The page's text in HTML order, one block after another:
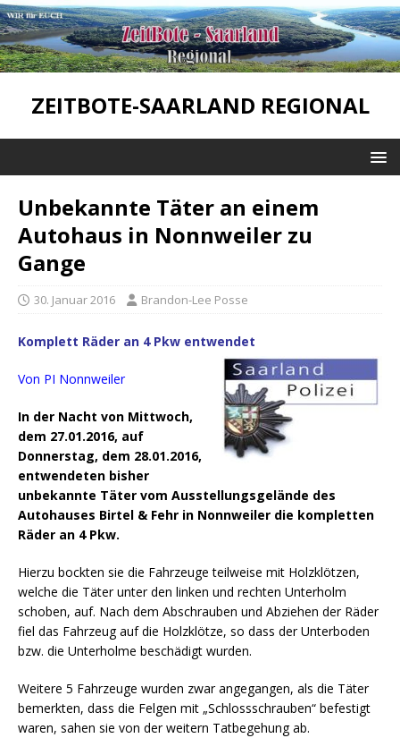
ZEITBOTE-SAARLAND REGIONAL
Unbekannte Täter an einem
Autohaus in Nonnweiler zu
Gange
30. Januar 2016 Brandon-Lee Posse
Komplett Räder an 4 Pkw entwendet
Von PI Nonnweiler
In der Nacht von Mittwoch,
dem 27.01.2016, auf
Donnerstag, dem 28.01.2016,
entwendeten bisher
unbekannte Täter vom Ausstellungsgelände des
Autohauses Birtel & Fehr in Nonnweiler die kompletten
Räder an 4 Pkw.
Hierzu bockten sie die Fahrzeuge teilweise mit Holzklötzen,
welche die Täter unter den linken und rechten Unterholm
schoben, auf. Nach dem Abschrauben und Abziehen der Räder
fiel das Fahrzeug auf die Holzklötze, so dass der Unterboden
bzw. die Unterholme beschädigt wurden.
Weitere 5 Fahrzeuge wurden zwar angegangen, als die Täter
bemerkten, dass die Felgen mit „Schlossschrauben“ befestigt
waren, sahen sie von der weitern Tatbegehung ab.